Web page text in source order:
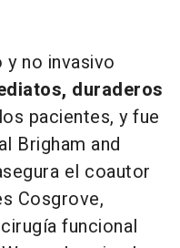
no invasivo
duraderos
pacientes, y fue
Brigham and
el coautor
Cosgrove,
funcional